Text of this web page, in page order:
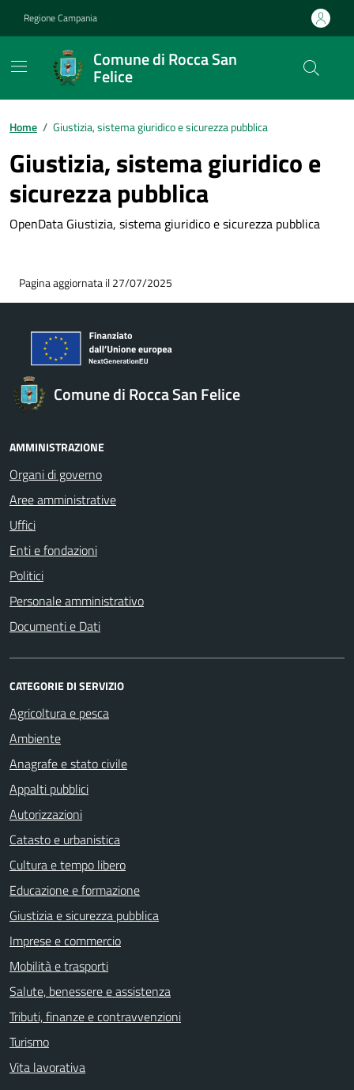
Regione Campania
Comune di Rocca San
Felice
Home / Giustizia, sistema giuridico e sicurezza pubblica
Giustizia, sistema giuridico e
sicurezza pubblica
OpenData Giustizia, sistema giuridico e sicurezza pubblica
Pagina aggiornata il 27/07/2025
Comune di Rocca San Felice
AMMINISTRAZIONE
Organi di governo
Aree amministrative
Uffici
Enti e fondazioni
Politici
Personale amministrativo
Documenti e Dati
CATEGORIE DI SERVIZIO
Agricoltura e pesca
Ambiente
Anagrafe e stato civile
Appalti pubblici
Autorizzazioni
Catasto e urbanistica
Cultura e tempo libero
Educazione e formazione
Giustizia e sicurezza pubblica
Imprese e commercio
Mobilità e trasporti
Salute, benessere e assistenza
Tributi, finanze e contravvenzioni
Turismo
Vita lavorativa